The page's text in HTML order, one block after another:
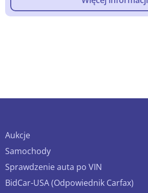
Aukcje
Samochody
Sprawdzenie auta po VIN
BidCar-USA (Odpowiednik Carfax)